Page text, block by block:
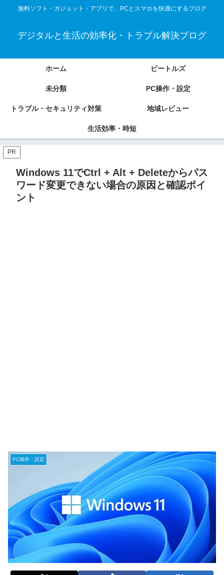
無料ソフト・ガジェット・アプリで、PCとスマホを快適にするブログ
デジタルと生活の効率化・トラブル解決ブログ
ホーム ビートルズ
未分類 PC操作・設定
トラブル・セキュリティ対策 地域レビュー
生活効率・時短
PR
Windows 11でCtrl + Alt + Deleteからパス
ワード変更できない場合の原因と確認ポイ
ント
PC操作・設定